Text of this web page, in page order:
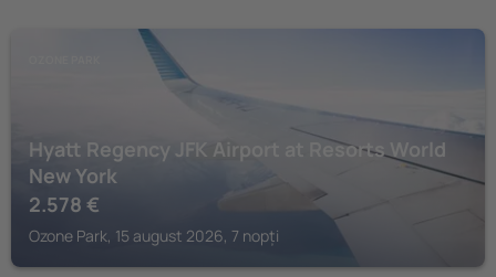
Hyatt Regency JFK Airport at Resorts World
New York
2.578 €
Ozone Park, 15 august 2026, 7 nopți